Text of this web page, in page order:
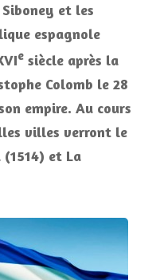
et les
espagnole
e siècle après la
Colomb le 28
empire. Au cours
villes verront le
et La